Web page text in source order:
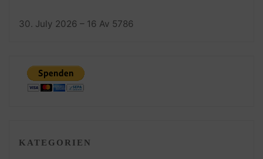
30. July 2026 – 16 Av 5786
KATEGORIEN